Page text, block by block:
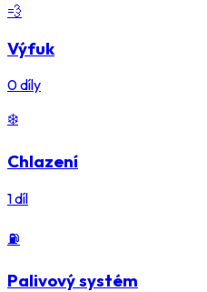
💨
Výfuk
0díly
❄️
Chlazení
1díl
⛽
Palivový systém